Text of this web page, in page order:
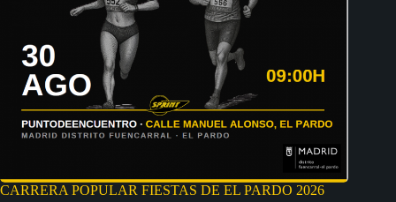
CARRERA POPULAR FIESTAS DE EL PARDO 2026